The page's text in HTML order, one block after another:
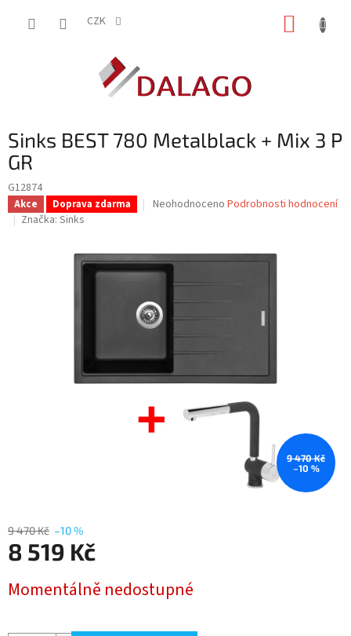
CZK
Sinks BEST 780 Metalblack + Mix 3 P
GR
G12874
Akce Doprava zdarma
Průměrné
0,0
z
hvězdiček.
Neohodnoceno Podrobnosti hodnocení
Značka: Sinks
9 470 Kč
–10 %
9 470 Kč –10 %
8 519 Kč
cena:
Momentálně nedostupné